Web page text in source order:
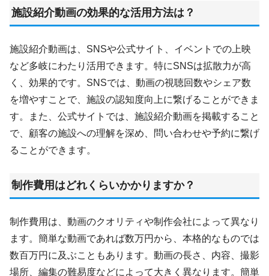
施設紹介動画の効果的な活用方法は？
施設紹介動画は、SNSや公式サイト、イベントでの上映
など多岐にわたり活用できます。特にSNSは拡散力が高
く、効果的です。SNSでは、動画の視聴回数やシェア数
を増やすことで、施設の認知度向上に繋げることができま
す。また、公式サイトでは、施設紹介動画を掲載すること
で、顧客の施設への理解を深め、問い合わせや予約に繋げ
ることができます。
制作費用はどれくらいかかりますか？
制作費用は、動画のクオリティや制作会社によって異なり
ます。簡単な動画であれば数万円から、本格的なものでは
数百万円に及ぶこともあります。動画の長さ、内容、撮影
場所、編集の難易度などによって大きく異なります。簡単